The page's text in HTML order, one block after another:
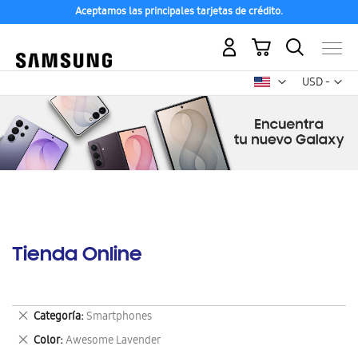
Aceptamos las principales tarjetas de crédito.
USD -
dólar
Mi carrito
Tienda Online
Categoría Smartphones
Eliminar
este
artículo
Color Awesome Lavender
Eliminar